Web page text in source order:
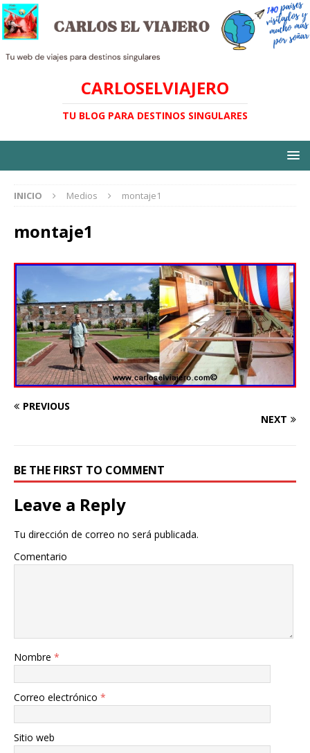
CARLOSELVIAJERO
TU BLOG PARA DESTINOS SINGULARES
INICIO Medios montaje1
montaje1
PREVIOUS
NEXT
BE THE FIRST TO COMMENT
Leave a Reply
Tu dirección de correo no será publicada.
Comentario
Nombre *
Correo electrónico *
Sitio web